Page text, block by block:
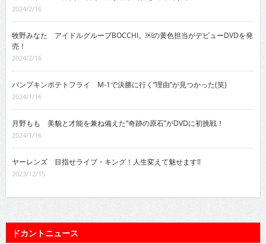
2024/2/16
牧野みなた アイドルグループBOCCHI。￼の黄色担当がデビューDVDを発
売！
2024/2/16
パンプキンポテトフライ M-1で決勝に行く“理由”が見つかった(笑)
2024/1/16
月野もも 美貌と才能を兼ね備えた“奇跡の原石”がDVDに初挑戦！
2024/1/16
ヤーレンズ 目指せライブ・キング！人生変えて魅せます!!
2023/12/15
ドカントニュース